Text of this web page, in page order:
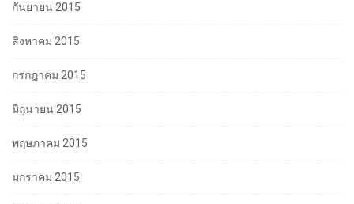
กันยายน 2015
สิงหาคม 2015
กรกฎาคม 2015
มิถุนายน 2015
พฤษภาคม 2015
มกราคม 2015